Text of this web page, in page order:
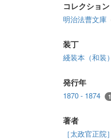
コレクション
明治法曹文庫
装丁
綫装本（和装）
発行年
1870 - 1874
著者
［太政官正